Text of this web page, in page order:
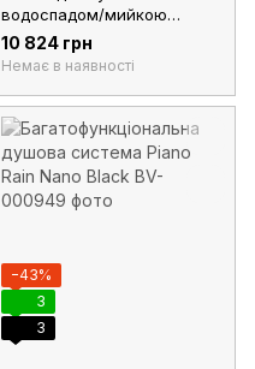
водоспадом/мийкою
склянок/
багатофункціональна/нерж./
10 824 грн
Немає в наявності
−43%
3
3